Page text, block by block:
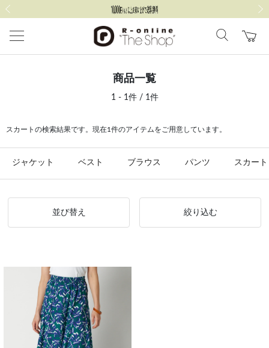
商品一覧
1 - 1件 / 1件
スカートの検索結果です。現在1件のアイテムをご用意しています。
ジャケット ベスト ブラウス パンツ スカート
並び替え 絞り込む